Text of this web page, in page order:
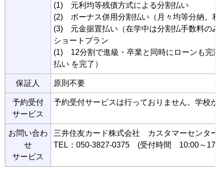
(1) 元利均等残債方式による分割払い
(2) ボーナス併用分割払い（月々均等分納。
(3) 元金据置払い（在学中は分割払手数料の
ショートプラン
(1) 12分割で進級・卒業と同時にローンも完
払い を完了）
保証人 原則不要
予約受付
サービス
予約受付サービスは行っておりません。学校
お問い合わ
せ
サービス
三井住友カード株式会社 カスタマーセンター
TEL：050-3827-0375 (受付時間 10:00～